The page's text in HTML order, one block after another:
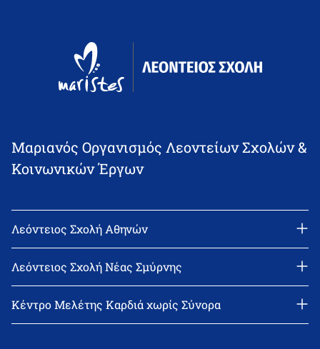
Μαριανός Οργανισμός Λεοντείων Σχολών &
Κοινωνικών Έργων
Λεόντειος Σχολή Αθηνών
email: l_leonin@leonteiosedu.gr
Λεόντειος Σχολή Νέας Σμύρνης
email: info@leonteiosns.gr
Κέντρο Μελέτης Καρδιά χωρίς Σύνορα